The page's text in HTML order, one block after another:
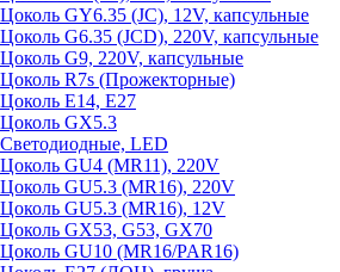
Цоколь GY6.35 (JC), 12V, капсульные
Цоколь G6.35 (JCD), 220V, капсульные
Цоколь G9, 220V, капсульные
Цоколь R7s (Прожекторные)
Цоколь E14, E27
Цоколь GX5.3
Светодиодные, LED
Цоколь GU4 (MR11), 220V
Цоколь GU5.3 (MR16), 220V
Цоколь GU5.3 (MR16), 12V
Цоколь GX53, G53, GX70
Цоколь GU10 (MR16/PAR16)